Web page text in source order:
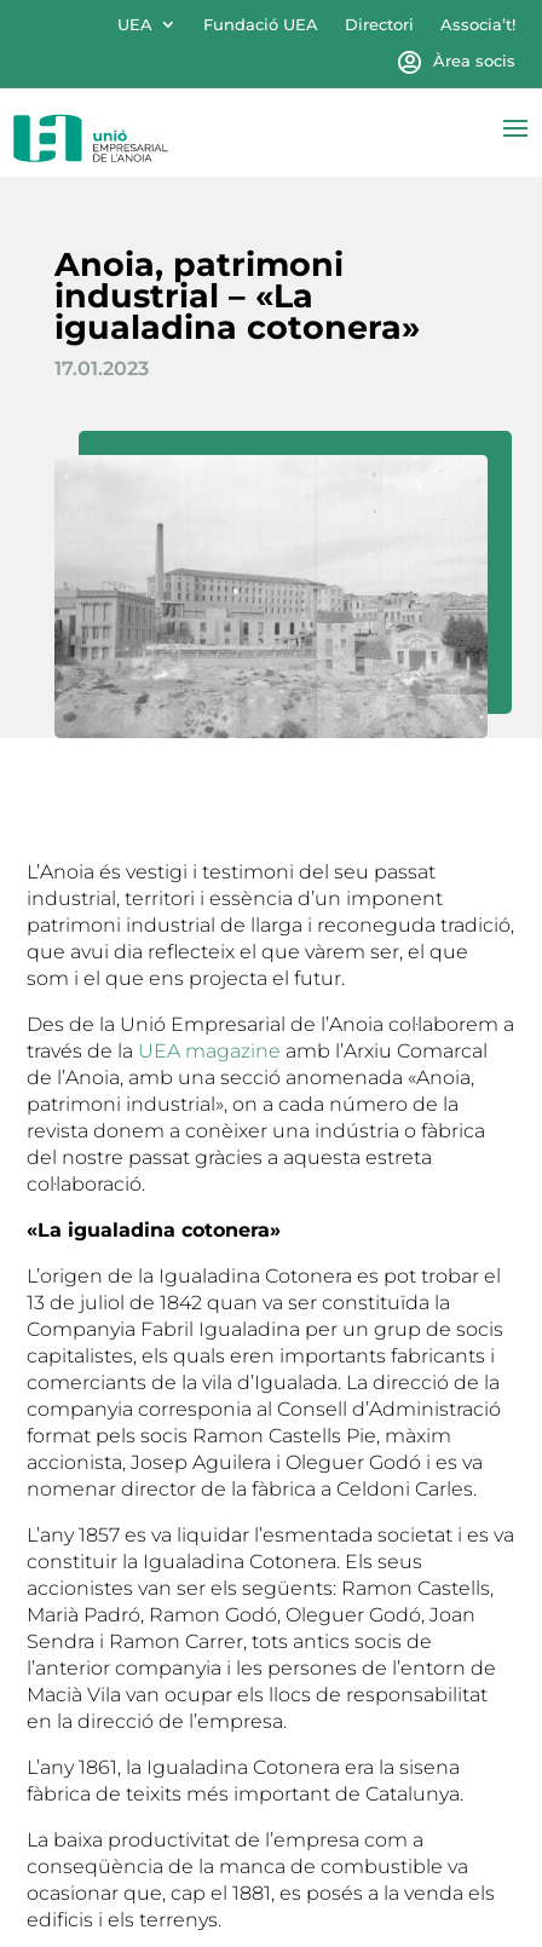
UEA Fundació UEA Directori
Associa’t!
Àrea socis
Anoia, patrimoni
industrial – «La
igualadina cotonera»
17.01.2023
L’Anoia és vestigi i testimoni del seu passat
industrial, territori i essència d’un imponent
patrimoni industrial de llarga i reconeguda tradició,
que avui dia reflecteix el que vàrem ser, el que
som i el que ens projecta el futur.
Des de la Unió Empresarial de l’Anoia col·laborem a
través de la UEA magazine amb l’Arxiu Comarcal
de l’Anoia, amb una secció anomenada «Anoia,
patrimoni industrial», on a cada número de la
revista donem a conèixer una indústria o fàbrica
del nostre passat gràcies a aquesta estreta
col·laboració.
«La igualadina cotonera»
L’origen de la Igualadina Cotonera es pot trobar el
13 de juliol de 1842 quan va ser constituïda la
Companyia Fabril Igualadina per un grup de socis
capitalistes, els quals eren importants fabricants i
comerciants de la vila d’Igualada. La direcció de la
companyia corresponia al Consell d’Administració
format pels socis Ramon Castells Pie, màxim
accionista, Josep Aguilera i Oleguer Godó i es va
nomenar director de la fàbrica a Celdoni Carles.
L’any 1857 es va liquidar l’esmentada societat i es va
constituir la Igualadina Cotonera. Els seus
accionistes van ser els següents: Ramon Castells,
Marià Padró, Ramon Godó, Oleguer Godó, Joan
Sendra i Ramon Carrer, tots antics socis de
l’anterior companyia i les persones de l’entorn de
Macià Vila van ocupar els llocs de responsabilitat
en la direcció de l’empresa.
L’any 1861, la Igualadina Cotonera era la sisena
fàbrica de teixits més important de Catalunya.
La baixa productivitat de l’empresa com a
conseqüència de la manca de combustible va
ocasionar que, cap el 1881, es posés a la venda els
edificis i els terrenys.